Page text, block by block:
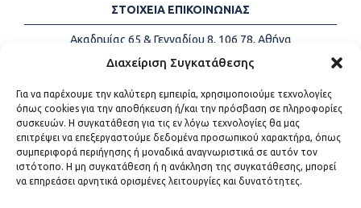
Διαχείριση Συγκατάθεσης
Για να παρέχουμε την καλύτερη εμπειρία, χρησιμοποιούμε τεχνολογίες
όπως cookies για την αποθήκευση ή/και την πρόσβαση σε πληροφορίες
συσκευών. Η συγκατάθεση για τις εν λόγω τεχνολογίες θα μας
επιτρέψει να επεξεργαστούμε δεδομένα προσωπικού χαρακτήρα, όπως
συμπεριφορά περιήγησης ή μοναδικά αναγνωριστικά σε αυτόν τον
ιστότοπο. Η μη συγκατάθεση ή η ανάκληση της συγκατάθεσης, μπορεί
να επηρεάσει αρνητικά ορισμένες λειτουργίες και δυνατότητες.
ΣΤΟΙΧΕΙΑ ΕΠΙΚΟΙΝΩΝΙΑΣ
Ακαδημίας 65 & Γενναδίου 8, 106 78, Αθήνα
Τηλέφωνα:
+30 213-2147500
Email:
info@kede.gr
ΧΡΗΣΙΜΟΙ ΣΥΝΔΕΣΜΟΙ
Η ΚΕΔΕ